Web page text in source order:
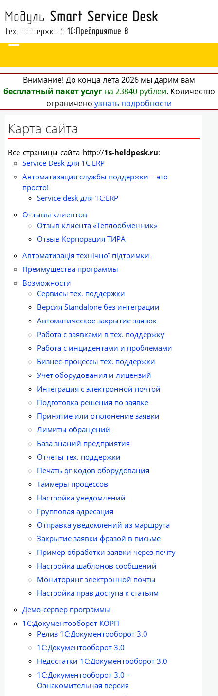
Модуль Smart Service Desk
Тех. поддержка в 1С:Предприятие 8
Внимание! До конца лета 2026 мы дарим вам
бесплатный пакет услугна 23840 рублей. Количество
ограничено узнать подробности
Карта сайта
Все страницы сайта http://1s-heldpesk.ru:
Service Desk для 1С:ERP
Автоматизация службы поддержки − это
просто!
Service desk для 1С:ERP
Отзывы клиентов
Отзыв клиента «Теплообменник»
Отзыв Корпорация ТИРА
Автоматизація технічної підтримки
Преимущества программы
Возможности
Сервисы тех. поддержки
Версия Standalone без интеграции
Автоматическое закрытие заявок
Работа с заявками в тех. поддержку
Работа с инцидентами и проблемами
Бизнес-процессы тех. поддержки
Учет оборудования и лицензий
Интеграция с электронной почтой
Подготовка решения по заявке
Принятие или отклонение заявки
Лимиты обращений
База знаний предприятия
Отчеты тех. поддержки
Печать qr-кодов оборудования
Таймеры процессов
Настройка уведомлений
Групповая адресация
Отправка уведомлений из маршрута
Закрытие заявки фразой в письме
Пример обработки заявки через почту
Настройка шаблонов сообщений
Мониторинг электронной почты
Настройка прав доступа к статьям
Демо-сервер программы
1С:Документооборот КОРП
Релиз 1С:Документооборот 3.0
1С:Документооборот 3.0
Недостатки 1С:Документооборот 3.0
1С:Документооборот 3.0 −
Ознакомительная версия